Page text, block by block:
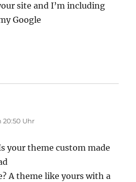
site and I’m including
Google
20:50 Uhr
your theme custom made
A theme like yours with a